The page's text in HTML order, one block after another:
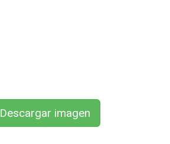
Descargar imagen